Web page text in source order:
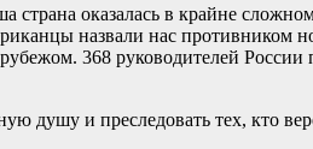
страна оказалась в крайне
назвали нас противником
368 руководителей
душу и преследовать тех, кто